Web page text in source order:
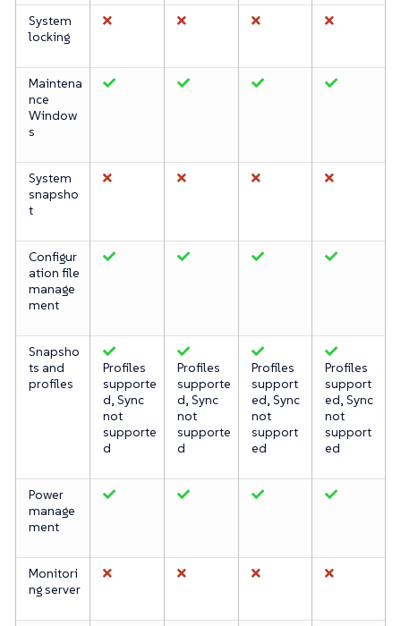
System
locking
Maintena
nce
Window
s
System
snapsho
t
Configur
ation file
manage
ment
Snapsho
ts and
profiles
Profiles
supporte
d, Sync
not
supporte
d
Profiles
supporte
d, Sync
not
supporte
d
Profiles
support
ed, Sync
not
support
ed
Profiles
support
ed, Sync
not
support
ed
Power
manage
ment
Monitori
ng server